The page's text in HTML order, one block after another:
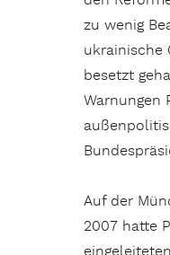
zu wenig
ukrainische
besetzt
Warnungen
Auf der
2007 hatte